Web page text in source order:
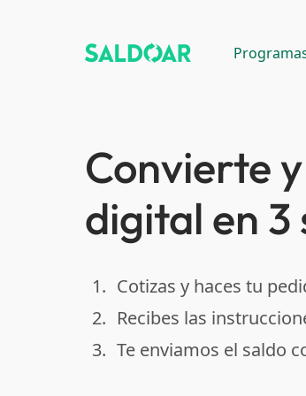
Convierte
digital en 3
done
1. Cotizas y haces tu
done
2. Recibes las
done
3. Te enviamos el saldo